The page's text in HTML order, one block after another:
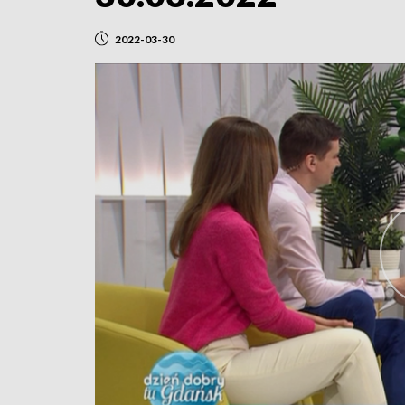
2022-03-30